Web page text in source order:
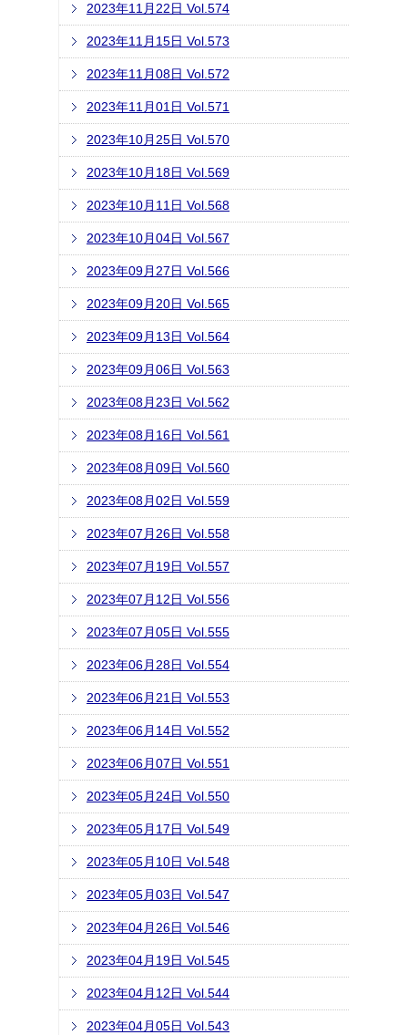
2023年11月22日 Vol.574
2023年11月15日 Vol.573
2023年11月08日 Vol.572
2023年11月01日 Vol.571
2023年10月25日 Vol.570
2023年10月18日 Vol.569
2023年10月11日 Vol.568
2023年10月04日 Vol.567
2023年09月27日 Vol.566
2023年09月20日 Vol.565
2023年09月13日 Vol.564
2023年09月06日 Vol.563
2023年08月23日 Vol.562
2023年08月16日 Vol.561
2023年08月09日 Vol.560
2023年08月02日 Vol.559
2023年07月26日 Vol.558
2023年07月19日 Vol.557
2023年07月12日 Vol.556
2023年07月05日 Vol.555
2023年06月28日 Vol.554
2023年06月21日 Vol.553
2023年06月14日 Vol.552
2023年06月07日 Vol.551
2023年05月24日 Vol.550
2023年05月17日 Vol.549
2023年05月10日 Vol.548
2023年05月03日 Vol.547
2023年04月26日 Vol.546
2023年04月19日 Vol.545
2023年04月12日 Vol.544
2023年04月05日 Vol.543